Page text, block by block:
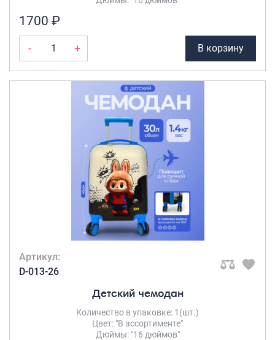
1700 ₽
- + В корзину
Артикул:
D-013-26
Детский чемодан
Количество в упаковке: 1(шт.)
Цвет: "В ассортименте"
Дюймы: "16 дюймов"